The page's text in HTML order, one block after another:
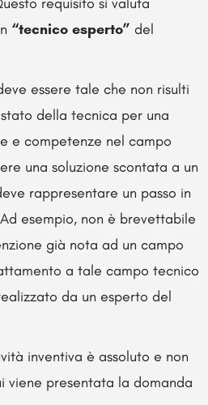
“tecnico esperto” del
essere tale che non risulti
della tecnica per una
e competenze nel campo
una soluzione scontata a un
rappresentare un passo in
esempio, non è brevettabile
già nota ad un campo
a tale campo tecnico
da un esperto del
inventiva è assoluto e non
viene presentata la domanda